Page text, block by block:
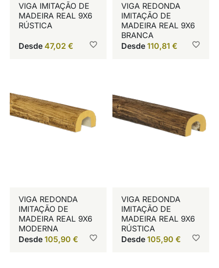
VIGA IMITAÇÃO DE
MADEIRA REAL 9X6
RÚSTICA
Desde 47,02 €
VIGA REDONDA
IMITAÇÃO DE
MADEIRA REAL 9X6
BRANCA
Desde 110,81 €
VIGA REDONDA
IMITAÇÃO DE
MADEIRA REAL 9X6
MODERNA
Desde 105,90 €
VIGA REDONDA
IMITAÇÃO DE
MADEIRA REAL 9X6
RÚSTICA
Desde 105,90 €